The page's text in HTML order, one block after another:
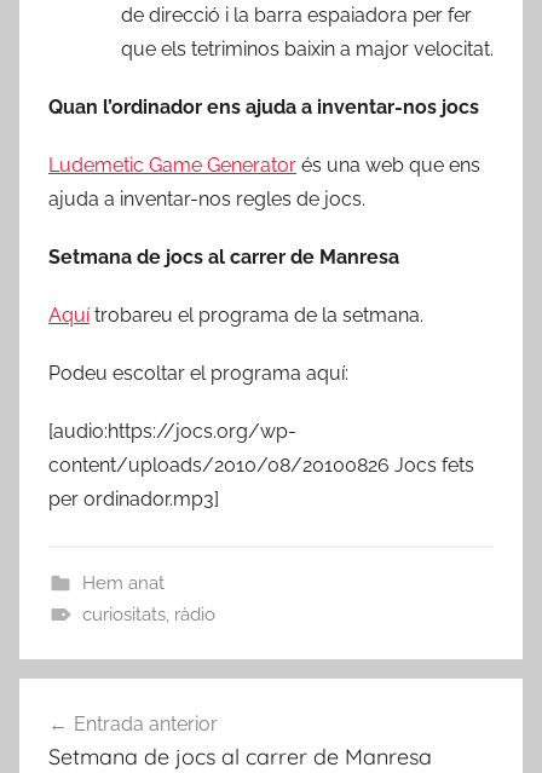
de direcció i la barra espaiadora per fer
que els tetriminos baixin a major velocitat.
Quan l’ordinador ens ajuda a inventar-nos jocs
Ludemetic Game Generator és una web que ens
ajuda a inventar-nos regles de jocs.
Setmana de jocs al carrer de Manresa
Aquítrobareu el programa de la setmana.
Podeu escoltar el programa aquí:
[audio:https://jocs.org/wp-
content/uploads/2010/08/20100826 Jocs fets
per ordinador.mp3]
Hem anat
curiositats, ràdio
d'entrades
Entrada anterior
Setmana de jocs al carrer de Manresa